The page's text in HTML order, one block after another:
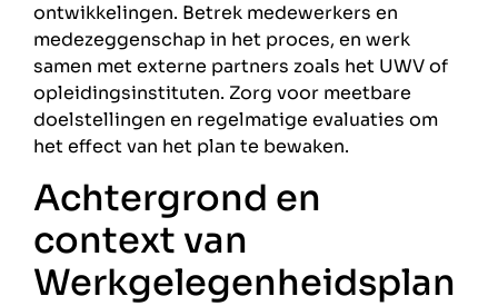
ontwikkelingen. Betrek medewerkers en
medezeggenschap in het proces, en werk
samen met externe partners zoals het UWV of
opleidingsinstituten. Zorg voor meetbare
doelstellingen en regelmatige evaluaties om
het effect van het plan te bewaken.
Achtergrond en
context van
Werkgelegenheidsplan